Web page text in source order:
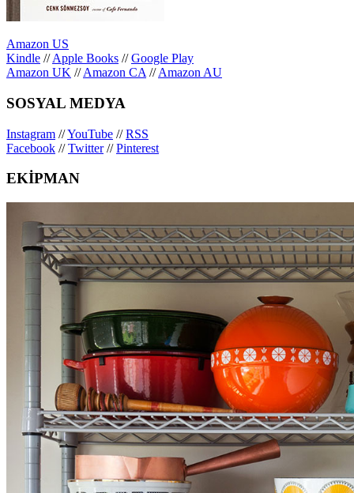
Amazon US
Kindle //Apple Books //Google Play
Amazon UK //Amazon CA //Amazon AU
SOSYAL MEDYA
Instagram //YouTube //RSS
Facebook //Twitter//Pinterest
EKİPMAN